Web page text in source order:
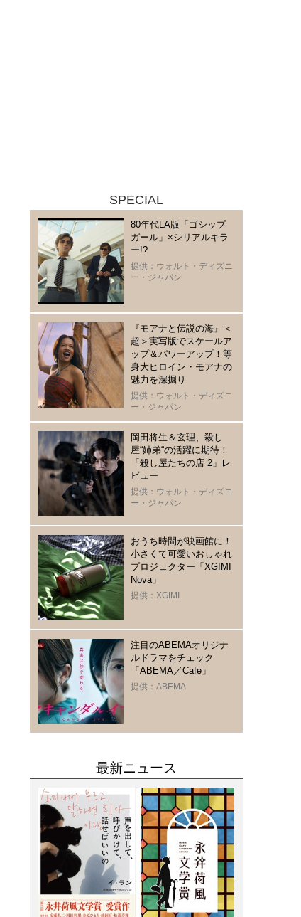
”にも多くの反響「銀河の一票」最終回
熱くハグ「銀河の一票」松下洸平もクランクアップ
の一票」オフショット
SPECIAL
80年代LA版「ゴシップ
ガール」×シリアルキラ
ー!?
提供：ウォルト・ディズニ
ー・ジャパン
『モアナと伝説の海』＜
超＞実写版でスケールア
ップ＆パワーアップ！等
身大ヒロイン・モアナの
魅力を深掘り
提供：ウォルト・ディズニ
ー・ジャパン
岡田将生＆玄理、殺し
屋“姉弟“の活躍に期待！
「殺し屋たちの店 2」レ
ビュー
提供：ウォルト・ディズニ
ー・ジャパン
おうち時間が映画館に！
小さくて可愛いおしゃれ
プロジェクター「XGIMI
Nova」
提供：XGIMI
注目のABEMAオリジナ
ルドラマをチェック
「ABEMA／Cafe」
提供：ABEMA